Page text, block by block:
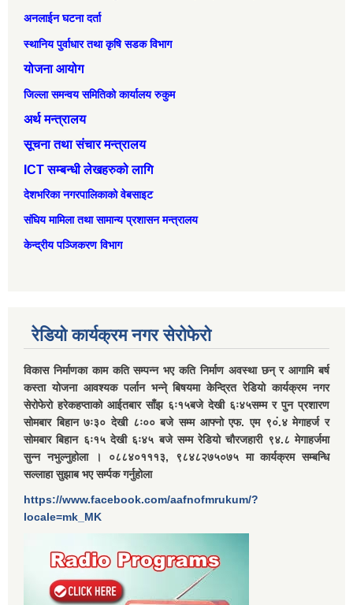
अनलाईन घटना दर्ता
स्थानिय पुर्वाधार तथा कृषि सडक विभाग
योजना आयोग
जिल्ला समन्वय समितिको कार्यालय रुकुम
अर्थ मन्त्रालय
सूचना तथा संचार मन्त्रालय
ICT सम्बन्धी लेखहरुको लागि
देशभरिका नगरपालिकाको वेबसाइट
संघिय मामिला तथा सामान्‍य प्रशासन मन्त्रालय
केन्द्रीय पञ्जिकरण विभाग
रेडियो कार्यक्रम नगर सेरोफेरो
विकास निर्माणका काम कति सम्पन्न भए कति निर्माण अवस्था छन् र आगामि बर्ष
कस्ता योजना आवश्यक पर्लान भन्ने् बिषयमा केन्द्रित रेडियो कार्यक्रम नगर
सेरोफेरो हरेकहप्ताको आईतबार साँझ ६ः१५बजे देखी ६ः४५सम्म र पुन प्रशारण
सोमबार बिहान ७ः३० देखी ८ः०० बजे सम्म आफ्नो एफ. एम ९०ं.४ मेगाहर्ज र
सोमबार बिहान ६ः१५ देखी ६ः४५ बजे सम्म रेडियो चौरजहारी ९४.८ मेगाहर्जमा
सुन्न नभुल्नुहोला । ०८८४०१११३, ९८४८२७५०७५ मा कार्यक्रम सम्बन्धि
सल्लाहा सुझाब भए सर्म्पक गर्नुहोला
https://www.facebook.com/aafnofmrukum/?
locale=mk_MK